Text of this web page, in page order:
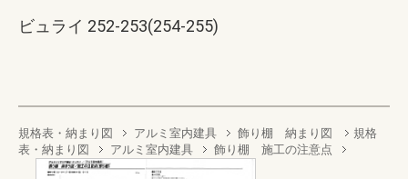
ビュライ 252-253(254-255)
規格表・納まり図 アルミ室内建具 飾り棚 納まり図
規格
表・納まり図
アルミ室内建具 飾り棚 施工の注意点